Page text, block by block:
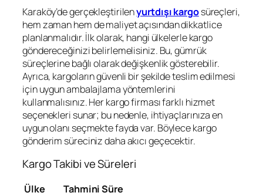
Karaköy’de gerçekleştirilenyurtdışı kargosüreçleri,
hem zaman hem de maliyet açısından dikkatlice
planlanmalıdır. İlk olarak, hangi ülkelerle kargo
göndereceğinizi belirlemelisiniz. Bu, gümrük
süreçlerine bağlı olarak değişkenlik gösterebilir.
Ayrıca, kargoların güvenli bir şekilde teslim edilmesi
için uygun ambalajlama yöntemlerini
kullanmalısınız. Her kargo firması farklı hizmet
seçenekleri sunar; bu nedenle, ihtiyaçlarınıza en
uygun olanı seçmekte fayda var. Böylece kargo
gönderim süreciniz daha akıcı geçecektir.
Kargo Takibi ve Süreleri
Ülke
Tahmini Süre